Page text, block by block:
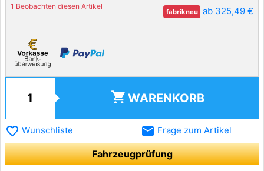
1 Beobachten diesen Artikel
fabrikneu ab 325,49 €
shopping_cart WARENKORB
favorite_border Wunschliste email Frage zum Artikel
Fahrzeugprüfung